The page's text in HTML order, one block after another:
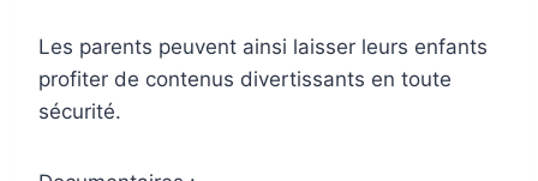
Les parents peuvent ainsi laisser leurs enfants
profiter de contenus divertissants en toute
sécurité.